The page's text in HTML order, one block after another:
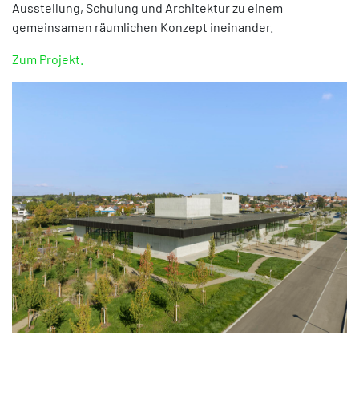
Ausstellung, Schulung und Architektur zu einem
gemeinsamen räumlichen Konzept ineinander.
Zum Projekt.